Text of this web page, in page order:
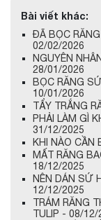
Bài viết khác:
ĐÃ BỌC
02/02/2026
NGUYÊN
28/01/2026
BỌC RĂNG
10/01/2026
TẨY TRẮNG
PHẢI LÀM GÌ
31/12/2025
KHI NÀO
MẤT RĂNG
18/12/2025
NÊN DÁN SỨ
12/12/2025
TRÁM RĂNG
TULIP - 08/12/